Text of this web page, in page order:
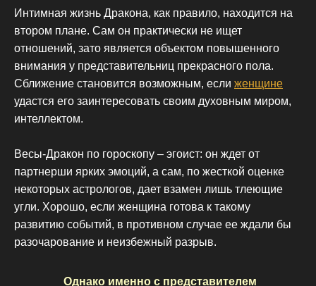
Интимная жизнь Дракона, как правило, находится на
втором плане. Сам он практически не ищет
отношений, зато является объектом повышенного
внимания у представительниц прекрасного пола.
Сближение становится возможным, если женщине
удастся его заинтересовать своим духовным миром,
интеллектом.
Весы-Дракон по гороскопу – эгоист: он ждет от
партнерши ярких эмоций, а сам, по жесткой оценке
некоторых астрологов, дает взамен лишь тлеющие
угли. Хорошо, если женщина готова к такому
развитию событий, в противном случае ее ждали бы
разочарование и неизбежный разрыв.
Однако именно с представителем